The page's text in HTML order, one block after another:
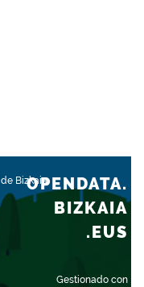
Bizkaia
Gestionado con
OPENDATA.
BIZKAIA
.EUS